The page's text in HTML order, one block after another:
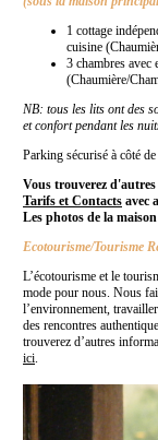
1 cottage
cuisine
3 chambres avec
(Chaumière/
NB: tous les lits ont des
et confort pendant les
Parking sécurisé à côté
Vous trouverez
Tarifs et Contacts avec
Les photos de la
Ecotourisme/Tourisme
L’écotourisme et le
mode pour nous. Nous
l’environnement,
des rencontres
trouverez d’autres
ici.